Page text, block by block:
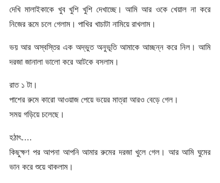
দেখি মালাইকাকে খুব খুশি খুশি দেখাচ্ছে। আমি আর ওকে খেয়াল না করে
নিজের রূমে চলে গেলাম। পাখির খাচাটা নামিয়ে রাখলাম।
ভয় আর অস্বস্তির এক অদ্ভুত অনুভূতি আমাকে আচ্ছন্ন করে নিল। আমি
দরজা জানালা ভালো করে আটকে বসলাম।
রাত ১ টা।
পাশের রুমে কারো আওয়াজ পেয়ে ভয়ের মাত্রা আরও বেড়ে গেল।
সময় গড়িয়ে চলেছে।
হঠাৎ….
কিছুক্ষণ পর আপনা আপনি আমার রুমের দরজা খুলে গেল। আর আমি ঘুমের
ভান করে শুয়ে থাকলাম।